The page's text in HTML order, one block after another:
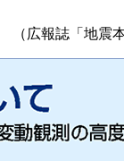
（広報誌「地震